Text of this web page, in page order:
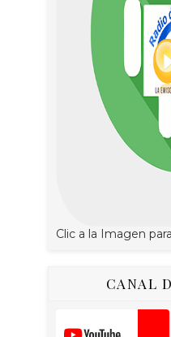
Clic a la Imagen
CANAL